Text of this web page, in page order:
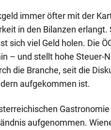
immer öfter mit der
in den Bilanzen
sich viel Geld holen. Die
– und stellt hohe Steuer-
die Branche, seit die
aufgekommen ist.
aufgenommen.